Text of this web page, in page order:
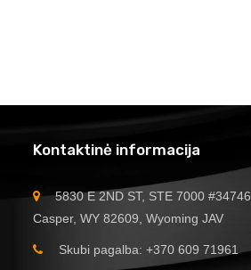
Kontaktinė informacija
5830 E 2ND ST, STE 7000 #34746
Casper, WY 82609, Wyoming JAV
Skubi pagalba: +370 609 71961